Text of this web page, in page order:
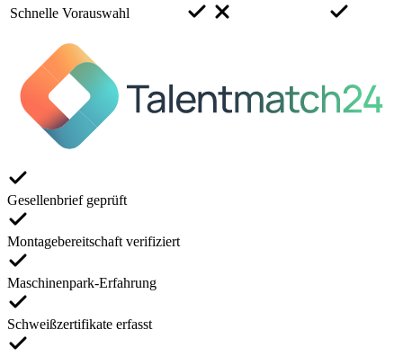
Schnelle Vorauswahl
Gesellenbrief geprüft
Montagebereitschaft verifiziert
Maschinenpark-Erfahrung
Schweißzertifikate erfasst